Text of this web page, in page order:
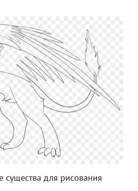
существа для рисования